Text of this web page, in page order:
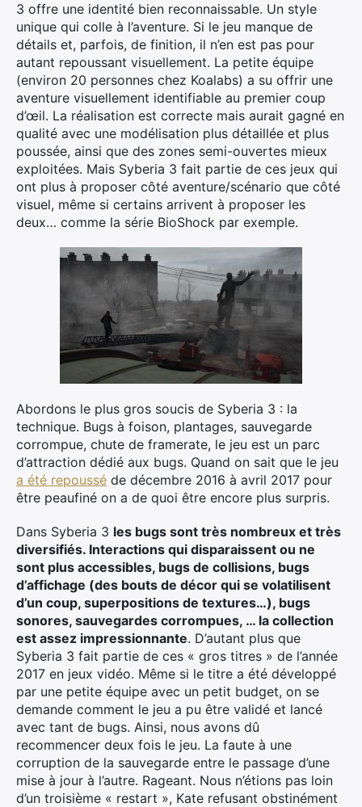
3 offre une identité bien reconnaissable. Un style
unique qui colle à l’aventure. Si le jeu manque de
détails et, parfois, de finition, il n’en est pas pour
autant repoussant visuellement. La petite équipe
(environ 20 personnes chez Koalabs) a su offrir une
aventure visuellement identifiable au premier coup
d’œil. La réalisation est correcte mais aurait gagné en
qualité avec une modélisation plus détaillée et plus
poussée, ainsi que des zones semi-ouvertes mieux
exploitées. Mais Syberia 3 fait partie de ces jeux qui
ont plus à proposer côté aventure/scénario que côté
visuel, même si certains arrivent à proposer les
deux… comme la série BioShock par exemple.
Abordons le plus gros soucis de Syberia 3 : la
technique. Bugs à foison, plantages, sauvegarde
corrompue, chute de framerate, le jeu est un parc
d’attraction dédié aux bugs. Quand on sait que le jeu
a été repoussé de décembre 2016 à avril 2017 pour
être peaufiné on a de quoi être encore plus surpris.
Dans Syberia 3 les bugs sont très nombreux et très
diversifiés. Interactions qui disparaissent ou ne
sont plus accessibles, bugs de collisions, bugs
d’affichage (des bouts de décor qui se volatilisent
d’un coup, superpositions de textures…), bugs
sonores, sauvegardes corrompues, … la collection
est assez impressionnante. D’autant plus que
Syberia 3 fait partie de ces « gros titres » de l’année
2017 en jeux vidéo. Même si le titre a été développé
par une petite équipe avec un petit budget, on se
demande comment le jeu a pu être validé et lancé
avec tant de bugs. Ainsi, nous avons dû
recommencer deux fois le jeu. La faute à une
corruption de la sauvegarde entre le passage d’une
mise à jour à l’autre. Rageant. Nous n’étions pas loin
d’un troisième « restart », Kate refusant obstinément